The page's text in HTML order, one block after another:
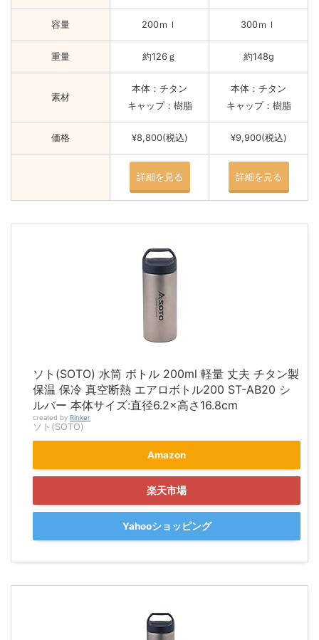
容量 200ｍｌ 300ｍｌ
重量 約126ｇ 約148g
素材
本体：チタン
キャップ：樹脂
本体：チタン
キャップ：樹脂
価格 ¥8,800(税込) ¥9,900(税込)
詳細を見る 詳細を見る
ソト(SOTO) 水筒 ボトル 200ml 軽量 丈夫 チタン製
保温 保冷 真空断熱 エアロボトル200 ST-AB20 シ
ルバー 本体サイズ:直径6.2×高さ16.8cm
created by Rinker
ソト(SOTO)
Amazon
楽天市場
Yahooショッピング